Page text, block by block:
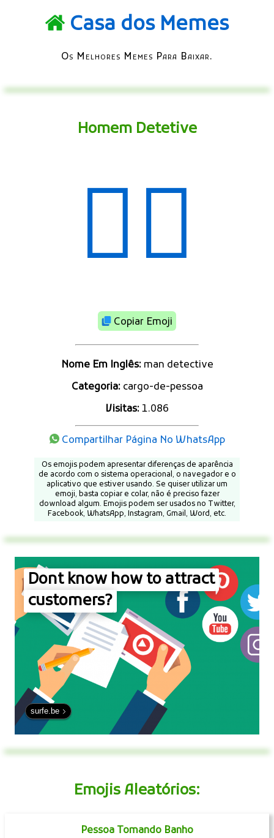
Casa dos Memes
Os Melhores Memes Para Baixar.
Homem Detetive
🕵️‍♂️
Copiar Emoji
Nome Em Inglês: man detective
Categoria: cargo-de-pessoa
Visitas:1.086
Compartilhar Página No WhatsApp
Os emojis podem apresentar diferenças de aparência
de acordo com o sistema operacional, o navegador e o
aplicativo que estiver usando. Se quiser utilizar um
emoji, basta copiar e colar, não é preciso fazer
download algum. Emojis podem ser usados no Twitter,
Facebook, WhatsApp, Instagram, Gmail, Word, etc.
Dont know how to attract
customers?
surfe.be
Emojis Aleatórios:
Pessoa Tomando Banho